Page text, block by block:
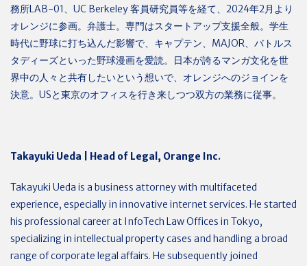
務所LAB-01、 UC Berkeley客員研究員等を経て、 2024年2月より
オレンジに参画。弁護士。専門はスタートアップ支援全般。学生
時代に野球に打ち込んだ影響で、キャプテン、 MAJOR、バトルス
タディーズといった野球漫画を愛読。日本が誇るマンガ文化を世
界中の人々と共有したいという想いで、オレンジへのジョインを
決意。 USと東京のオフィスを行き来しつつ双方の業務に従事。
Takayuki Ueda | Head of Legal, Orange Inc.
Takayuki Ueda is a business attorney with multifaceted
experience, especially in innovative internet services. He started
his professional career at InfoTech Law Offices in Tokyo,
specializing in intellectual property cases and handling a broad
range of corporate legal affairs. He subsequently joined